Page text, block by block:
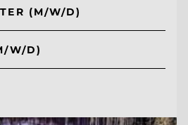
(M/W/D)
W/D)